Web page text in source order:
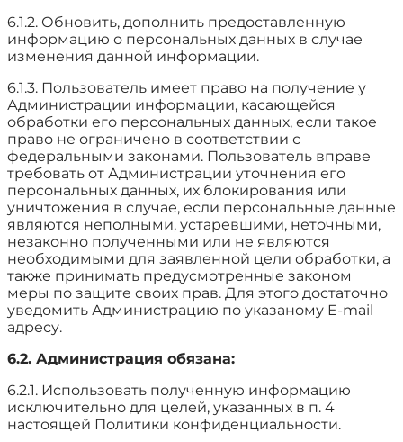
6.1.2. Обновить, дополнить предоставленную
информацию о персональных данных в случае
изменения данной информации.
6.1.3. Пользователь имеет право на получение у
Администрации информации, касающейся
обработки его персональных данных, если такое
право не ограничено в соответствии с
федеральными законами. Пользователь вправе
требовать от Администрации уточнения его
персональных данных, их блокирования или
уничтожения в случае, если персональные данные
являются неполными, устаревшими, неточными,
незаконно полученными или не являются
необходимыми для заявленной цели обработки, а
также принимать предусмотренные законом
меры по защите своих прав. Для этого достаточно
уведомить Администрацию по указаному E-mail
адресу.
6.2. Администрация обязана:
6.2.1. Использовать полученную информацию
исключительно для целей, указанных в п. 4
настоящей Политики конфиденциальности.